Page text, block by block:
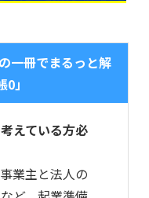
一冊でまるっと解
」
えている方必
業主と法人の